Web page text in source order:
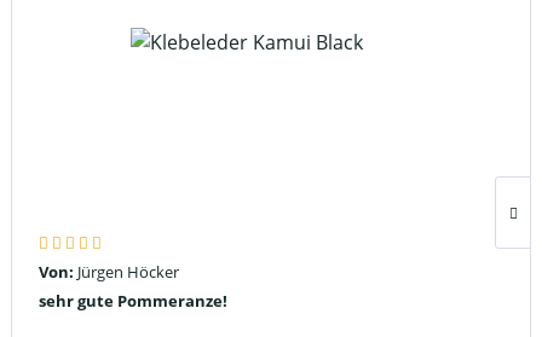
Von: Jürgen Höcker
sehr gute Pommeranze!